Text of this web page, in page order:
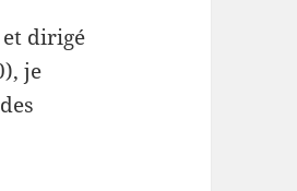
dirigé
je